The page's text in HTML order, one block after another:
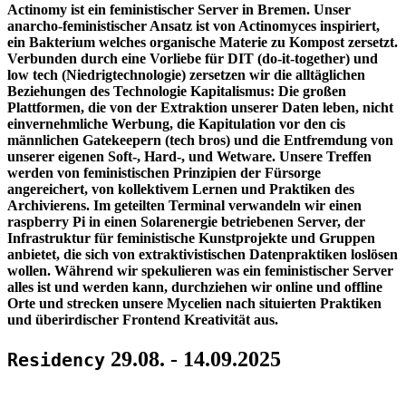
Actinomy ist ein feministischer Server in Bremen. Unser
anarcho-feministischer Ansatz ist von Actinomyces inspiriert,
ein Bakterium welches organische Materie zu Kompost zersetzt.
Verbunden durch eine Vorliebe für DIT (do-it-together) und
low tech (Niedrigtechnologie) zersetzen wir die alltäglichen
Beziehungen des Technologie Kapitalismus: Die großen
Plattformen, die von der Extraktion unserer Daten leben, nicht
einvernehmliche Werbung, die Kapitulation vor den cis
männlichen Gatekeepern (tech bros) und die Entfremdung von
unserer eigenen Soft-, Hard-, und Wetware. Unsere Treffen
werden von feministischen Prinzipien der Fürsorge
angereichert, von kollektivem Lernen und Praktiken des
Archivierens. Im geteilten Terminal verwandeln wir einen
raspberry Pi in einen Solarenergie betriebenen Server, der
Infrastruktur für feministische Kunstprojekte und Gruppen
anbietet, die sich von extraktivistischen Datenpraktiken loslösen
wollen. Während wir spekulieren was ein feministischer Server
alles ist und werden kann, durchziehen wir online und offline
Orte und strecken unsere Mycelien nach situierten Praktiken
und überirdischer Frontend Kreativität aus.
Residency 29.08. - 14.09.2025